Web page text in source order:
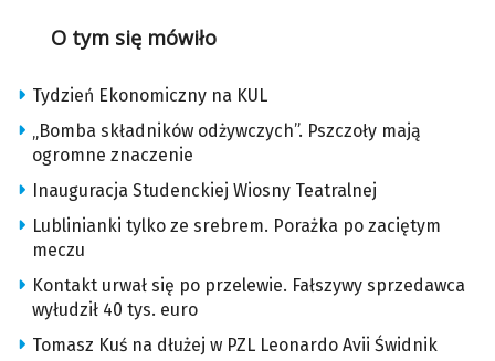
O tym się mówiło
Tydzień Ekonomiczny na KUL
„Bomba składników odżywczych”. Pszczoły mają
ogromne znaczenie
Inauguracja Studenckiej Wiosny Teatralnej
Lublinianki tylko ze srebrem. Porażka po zaciętym
meczu
Kontakt urwał się po przelewie. Fałszywy sprzedawca
wyłudził 40 tys. euro
Tomasz Kuś na dłużej w PZL Leonardo Avii Świdnik